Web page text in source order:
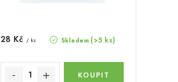
Skladem (>5 ks)
28 Kč / ks